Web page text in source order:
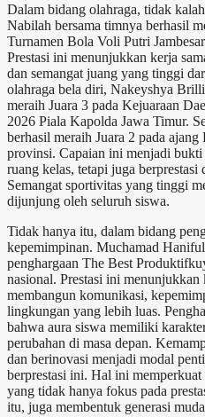
Dalam bidang olahraga, tidak
Nabilah bersama timnya berhasil
Turnamen Bola Voli Putri
Prestasi ini menunjukkan kerja
dan semangat juang yang tinggi
olahraga bela diri, Nakeyshya
meraih Juara 3 pada Kejuaraan
2026 Piala Kapolda Jawa Timur.
berhasil meraih Juara 2 pada
provinsi. Capaian ini menjadi
ruang kelas, tetapi juga berprestasi
Semangat sportivitas yang tinggi
dijunjung oleh seluruh siswa.
Tidak hanya itu, dalam bidang
kepemimpinan. Muchamad
penghargaan The Best
nasional. Prestasi ini menunjukkan
membangun komunikasi,
lingkungan yang lebih luas.
bahwa aura siswa memiliki
perubahan di masa depan.
dan berinovasi menjadi modal
berprestasi ini. Hal ini
yang tidak hanya fokus pada
itu, juga membentuk generasi